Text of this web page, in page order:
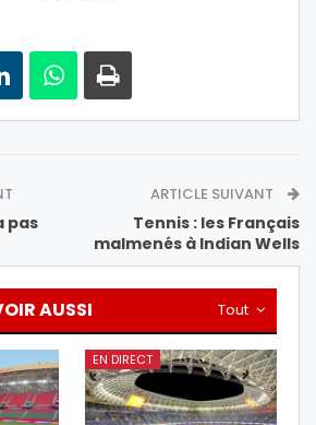
pas
ARTICLE SUIVANT
Tennis : les Français
malmenés à Indian Wells
Tout
AUSSI
EN DIRECT